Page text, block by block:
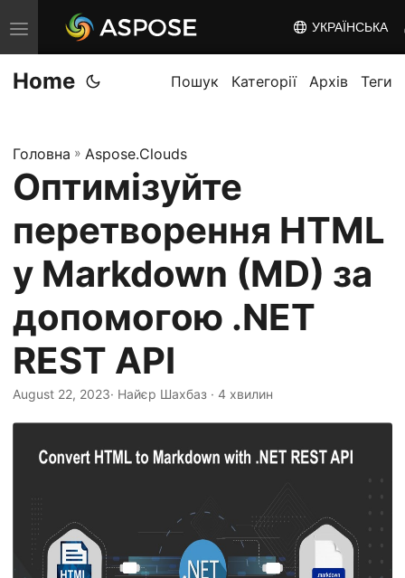
T
o
g
e
n
v
g
a
t
i
УКРАЇНСЬКА
Home Пошук Категорії Архів Теги
Головна » Aspose.Clouds
Оптимізуйте
перетворення HTML
у Markdown (MD) за
допомогою .NET
REST API
August 22, 2023· Найєр Шахбаз · 4 хвилин